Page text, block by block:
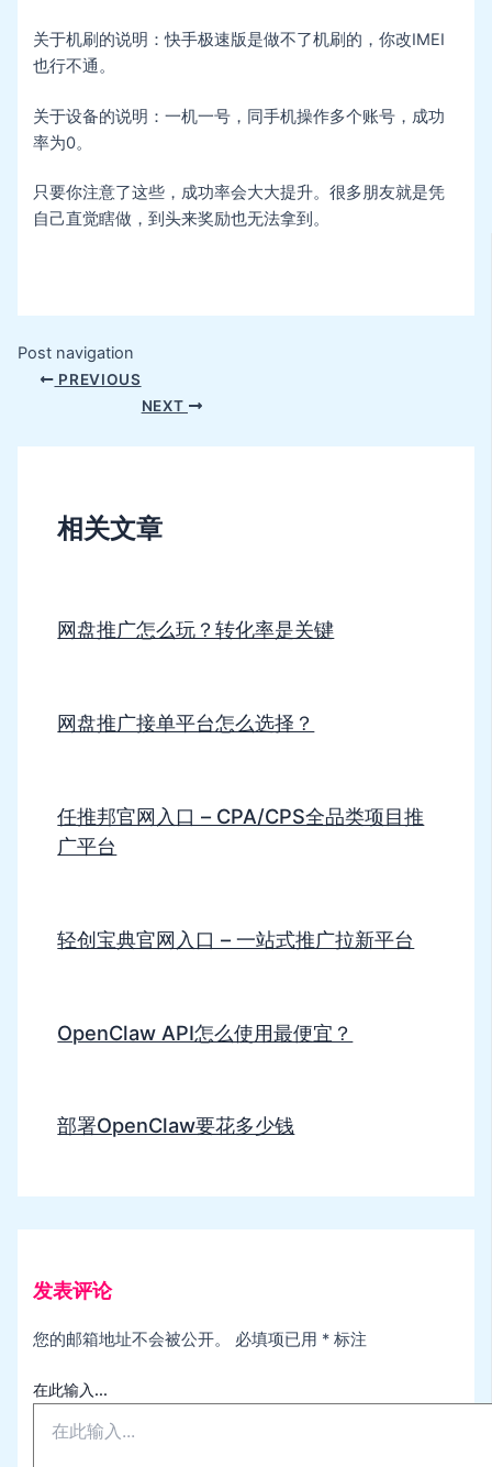
关于机刷的说明：快手极速版是做不了机刷的，你改IMEI
也行不通。
关于设备的说明：一机一号，同手机操作多个账号，成功
率为0。
只要你注意了这些，成功率会大大提升。很多朋友就是凭
自己直觉瞎做，到头来奖励也无法拿到。
Post navigation
PREVIOUS
NEXT
相关文章
网盘推广怎么玩？转化率是关键
网盘推广接单平台怎么选择？
任推邦官网入口 – CPA/CPS全品类项目推
广平台
轻创宝典官网入口 – 一站式推广拉新平台
OpenClaw API怎么使用最便宜？
部署OpenClaw要花多少钱
发表评论
您的邮箱地址不会被公开。 必填项已用 * 标注
在此输入...